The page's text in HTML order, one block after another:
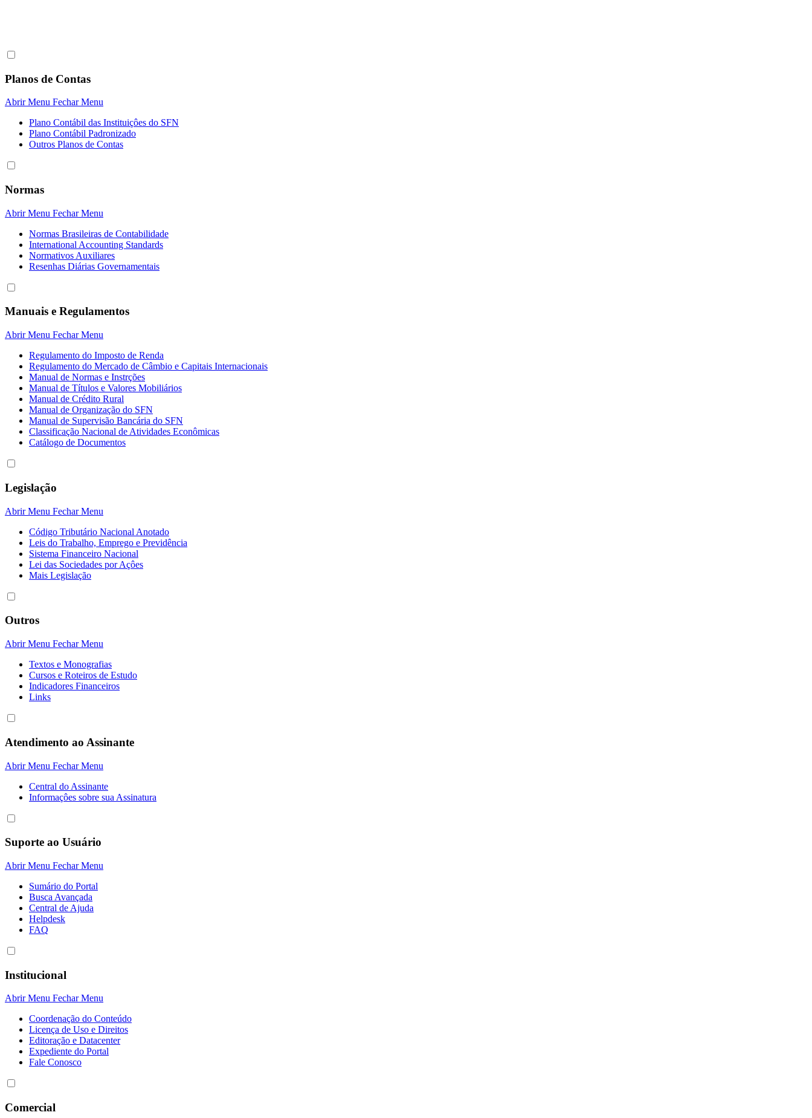
Planos de Contas
Abrir Menu Fechar Menu
Plano Contábil das Instituiçôes do SFN
Plano Contábil Padronizado
Outros Planos de Contas
Normas
Abrir Menu Fechar Menu
Normas Brasileiras de Contabilidade
International Accounting Standards
Normativos Auxiliares
Resenhas Diárias Governamentais
Manuais e Regulamentos
Abrir Menu Fechar Menu
Regulamento do Imposto de Renda
Regulamento do Mercado de Câmbio e Capitais Internacionais
Manual de Normas e Instrções
Manual de Títulos e Valores Mobiliários
Manual de Crédito Rural
Manual de Organização do SFN
Manual de Supervisão Bancária do SFN
Classificação Nacional de Atividades Econômicas
Catálogo de Documentos
Legislação
Abrir Menu Fechar Menu
Código Tributário Nacional Anotado
Leis do Trabalho, Emprego e Previdência
Sistema Financeiro Nacional
Lei das Sociedades por Açôes
Mais Legislação
Outros
Abrir Menu Fechar Menu
Textos e Monografias
Cursos e Roteiros de Estudo
Indicadores Financeiros
Links
Atendimento ao Assinante
Abrir Menu Fechar Menu
Central do Assinante
Informaçôes sobre sua Assinatura
Suporte ao Usuário
Abrir Menu Fechar Menu
Sumário do Portal
Busca Avançada
Central de Ajuda
Helpdesk
FAQ
Institucional
Abrir Menu Fechar Menu
Coordenação do Conteúdo
Licença de Uso e Direitos
Editoração e Datacenter
Expediente do Portal
Fale Conosco
Comercial